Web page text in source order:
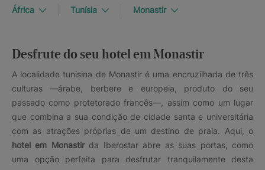
África Tunísia Monastir
Desfrute do seu hotel em Monastir
A localidade tunisina de Monastir é uma encruzilhada de três
culturas —árabe, berbere e europeia, produto do seu
passado como protetorado francês—, assim como um lugar
que combina a sua condição de cidade santa e universitária
com as atrações próprias de um destino de praia. Aqui, o
hotel em Monastirda Iberostar abre as suas portas, como
uma opção perfeita para desfrutar tranquilamente desta